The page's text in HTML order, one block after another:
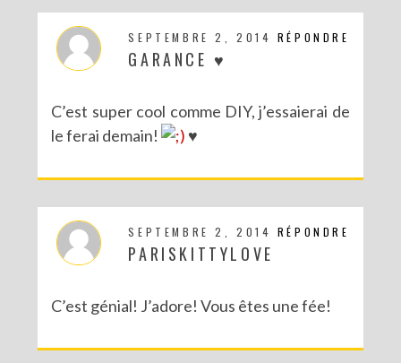
DIY TRICOT SANS AIGUILLES. CHEZ NOUS, CE SONT LES HOMMES QUI TRICOTENT.
RÉPONDRE
SEPTEMBRE 2, 2014
GARANCE ♥
C’est super cool comme DIY, j’essaierai de
le ferai demain!
♥
RÉPONDRE
SEPTEMBRE 2, 2014
PARISKITTYLOVE
C’est génial! J’adore! Vous êtes une fée!